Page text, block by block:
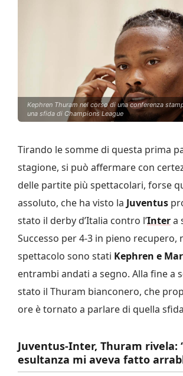
Kephren Thuram nel corso di una conferenza
una sfida di Champions League
Tirando le somme di questa prima
stagione, si può affermare con
delle partite più spettacolari, forse
assoluto, che ha visto la Juventus
stato il derby d’Italia contro l’Intera
Successo per 4-3 in pieno recupero,
spettacolo sono stati Kephren e
entrambi andati a segno. Alla fine a
stato il Thuram bianconero, che
ore è tornato a parlare di quella
Juventus-Inter, Thuram rivela:
esultanza mi aveva fatto